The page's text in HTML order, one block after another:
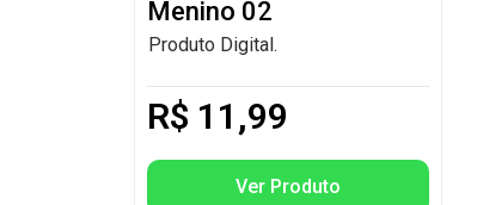
Menino 02
Produto Digital.
R$ 11,99
Ver Produto